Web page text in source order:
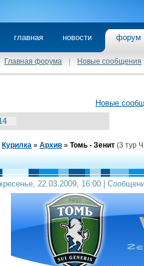
главная новости
Главная форума Новые сообщения
Новые
Курилка » Архив » Томь - Зенит (3 тур
22.03.2009, 16:00 |